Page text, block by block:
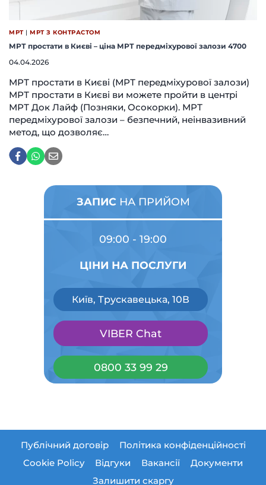
МРТ| МРТ З КОНТРАСТОМ
МРТ простати в Києві – ціна МРТ передміхурової залози 4700
04.04.2026
МРТ простати в Києві (МРТ передміхурової залози)
МРТ простати в Києві ви можете пройти в центрі
МРТ Док Лайф (Позняки, Осокорки). МРТ
передміхурової залози – безпечний, неінвазивний
метод, що дозволяє…
ЗАПИС НА ПРИЙОМ
09:00 - 19:00
ЦІНИ НА ПОСЛУГИ
Київ, Трускавецька, 10В
VIBER Chat
0800 33 99 29
Публічний договір
Політика конфіденційності
Cookie Policy
Відгуки Вакансії
Документи
Залишити скаргу